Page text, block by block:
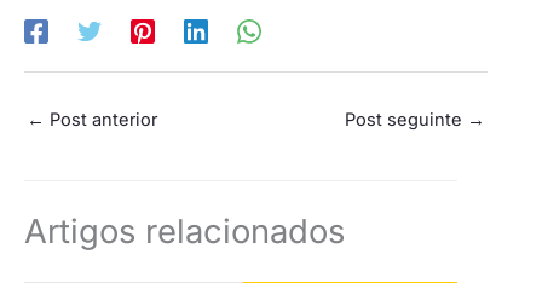
← Post anterior Post seguinte →
Artigos relacionados